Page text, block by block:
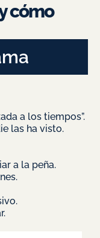
cómo
a los tiempos”.
las ha visto.
a la peña.